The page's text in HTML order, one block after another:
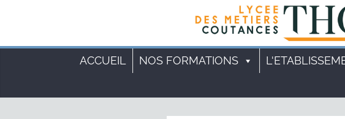
ACCUEIL NOS FORMATIONS